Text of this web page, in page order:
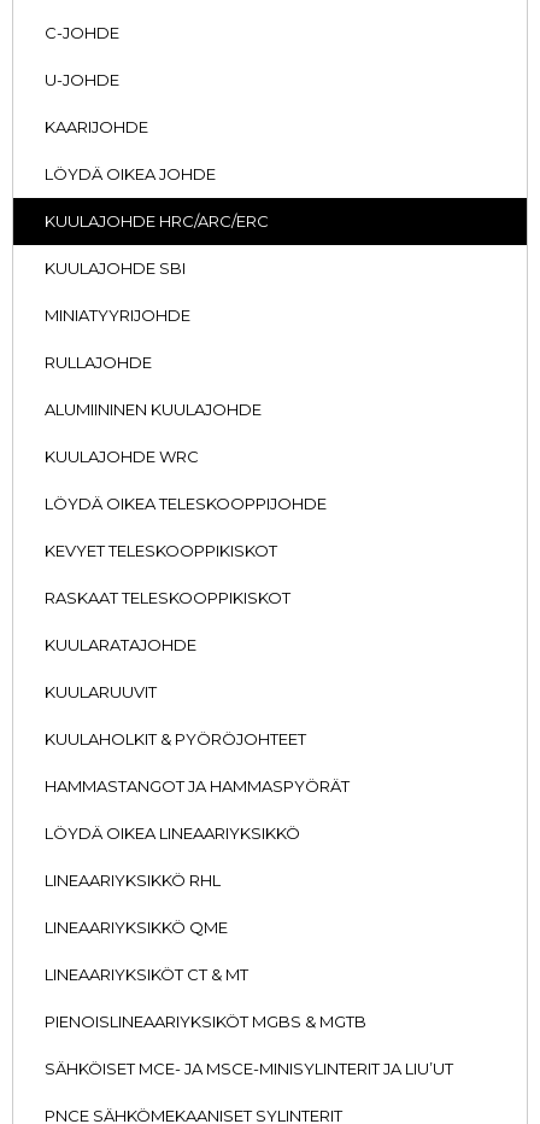
C-JOHDE
U-JOHDE
KAARIJOHDE
LÖYDÄ OIKEA JOHDE
KUULAJOHDE HRC/ARC/ERC
KUULAJOHDE SBI
MINIATYYRIJOHDE
RULLAJOHDE
ALUMIININEN KUULAJOHDE
KUULAJOHDE WRC
LÖYDÄ OIKEA TELESKOOPPIJOHDE
KEVYET TELESKOOPPIKISKOT
RASKAAT TELESKOOPPIKISKOT
KUULARATAJOHDE
KUULARUUVIT
KUULAHOLKIT & PYÖRÖJOHTEET
HAMMASTANGOT JA HAMMASPYÖRÄT
LÖYDÄ OIKEA LINEAARIYKSIKKÖ
LINEAARIYKSIKKÖ RHL
LINEAARIYKSIKKÖ QME
LINEAARIYKSIKÖT CT & MT
PIENOISLINEAARIYKSIKÖT MGBS & MGTB
SÄHKÖISET MCE- JA MSCE-MINISYLINTERIT JA LIU’UT
PNCE SÄHKÖMEKAANISET SYLINTERIT